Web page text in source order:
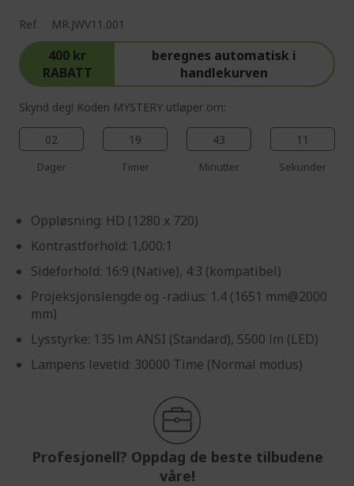
Ref. MR.JWV11.001
400 kr
RABATT
beregnes automatisk i
handlekurven
Skynd deg! Koden MYSTERY utløper om:
02
Dager
19
Timer
43
Minutter
10
Sekunder
Oppløsning: HD (1280 x 720)
Kontrastforhold: 1,000:1
Sideforhold: 16:9 (Native), 4:3 (kompatibel)
Projeksjonslengde og -radius: 1.4 (1651 mm@2000
mm)
Lysstyrke: 135 lm ANSI (Standard), 5500 lm (LED)
Lampens levetid: 30000 Time (Normal modus)
Profesjonell? Oppdag de beste tilbudene
våre!